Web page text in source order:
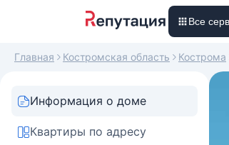
Все
Главная Костромская область Кострома
Информация о доме
Квартиры по адресу